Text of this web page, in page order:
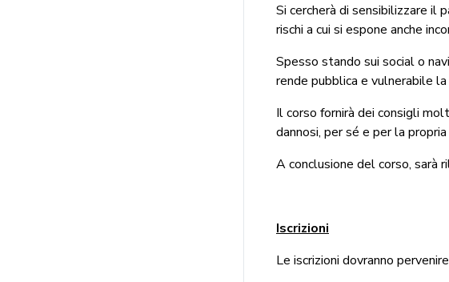
Si cercherà di sensibilizzare il
rischi a cui si espone anche
Spesso stando sui social o
rende pubblica e vulnerabile
Il corso fornirà dei consigli
dannosi, per sé e per la propria
A conclusione del corso, sarà
Iscrizioni
Le iscrizioni dovranno